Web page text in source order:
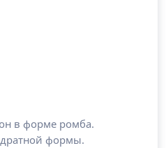
в форме ромба.
формы.